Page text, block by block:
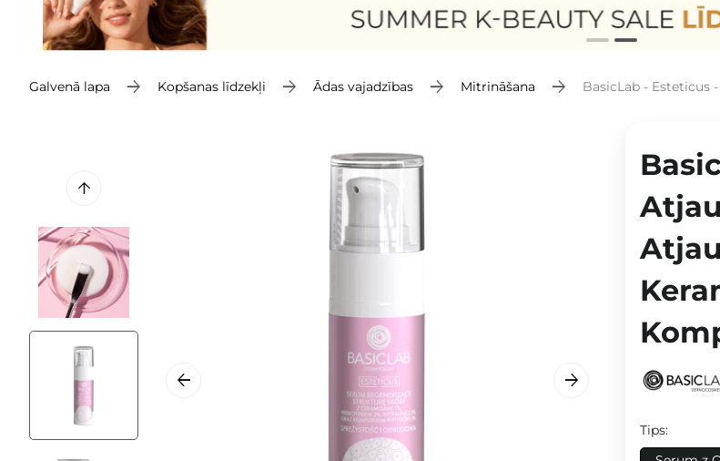
Galvenā lapa Kopšanas līdzekļi Ādas vajadzības Mitrināšana BasicLab - Esteticus -
Tips: